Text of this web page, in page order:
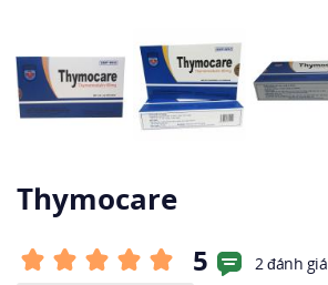
Thymocare
5
2 đánh giá